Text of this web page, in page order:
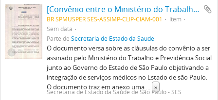
[Convênio entre o Ministério do Trabalho e da Previdência Social e o Governo de São Paulo]
BR SPMUSPER SES-ASSIMP-CLIP-CIAM-001
Item
Sem data
Parte deSecretaria de Estado da Saúde
O documento versa sobre as cláusulas do convênio a ser
assinado pelo Ministério do Trabalho e Previdência Social
junto ao Governo do Estado de São Paulo objetivando a
integração de serviços médicos no Estado de são Paulo.
O documento traz em anexo uma ... »
Secretaria de Estado da Saúde de São Paulo - SES